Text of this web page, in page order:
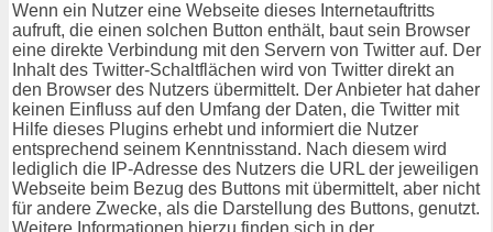
Wenn ein Nutzer eine Webseite dieses Internetauftritts
aufruft, die einen solchen Button enthält, baut sein Browser
eine direkte Verbindung mit den Servern von Twitter auf. Der
Inhalt des Twitter-Schaltflächen wird von Twitter direkt an
den Browser des Nutzers übermittelt. Der Anbieter hat daher
keinen Einfluss auf den Umfang der Daten, die Twitter mit
Hilfe dieses Plugins erhebt und informiert die Nutzer
entsprechend seinem Kenntnisstand. Nach diesem wird
lediglich die IP-Adresse des Nutzers die URL der jeweiligen
Webseite beim Bezug des Buttons mit übermittelt, aber nicht
für andere Zwecke, als die Darstellung des Buttons, genutzt.